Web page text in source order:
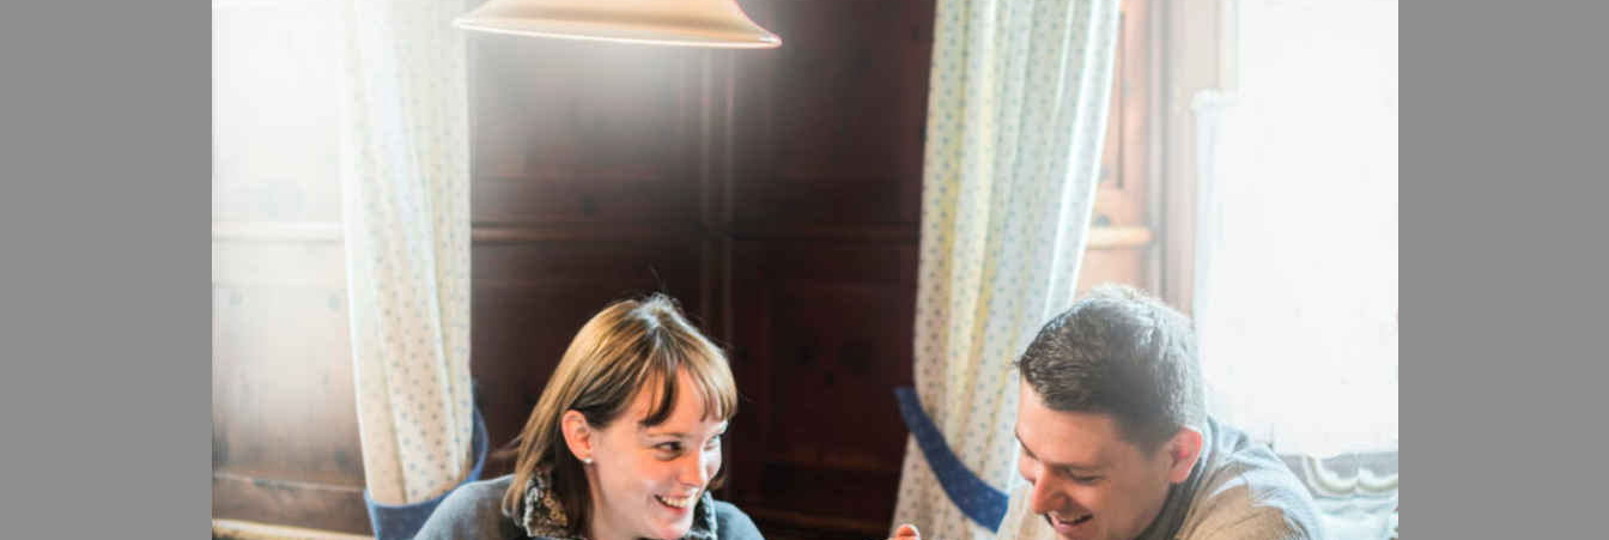
Unterwegs zur Ruhe kommen: Die Bewegung, hier im erfrischenden Alpenklima, stärkt das
Immunsystem und fördert das geistige Wohlbefinden. Besonders reizvoll: Beliebte
Wanderwege
sind im Winter weniger frequentiert, sodass Sie die Natur fast für sich allein haben. So bietet die
zahlreiche Möglichkeiten für sanfte Entdeckungstouren
rund um die Stadt. Leichte Winterwanderungen führen Sie entlang der ehemaligen Salinenwege
oder um den glasklaren, gefrorenen Thumsee. Ein gemütlicher Einkehrschwung im ganzjährig
geöffneten Seewirt rundet die Wanderung perfekt ab und hält immer eine heiße Schokolade bereit.
Mit märchenhaftem Winterzauber lockt der
, ein abwechslungsreicher Rundweg
für Wanderfreunde jeden Alters. Neben Infotafeln zu Geologie, Geschichte und mehr warten hier
auch Hängematten und Feenthronen auf Besucher. Im Winter geräumt und barrierefrei, bietet dieser
Pfad ein rundum erholsames Naturerlebnis.
Lieber hoch hinaus? Auf dem Predigtstuhl
erwartet Schneeschuh-Freunde eine aussichtsreiche
Runde von der Bergstation zur Schlegelmulde. Die unverbaute Aussicht auf die Stadt im Tal und
zünftige Almkost am Kachelofen machen diese Tour zu einem gleichermaßen aussichtsreichen wie